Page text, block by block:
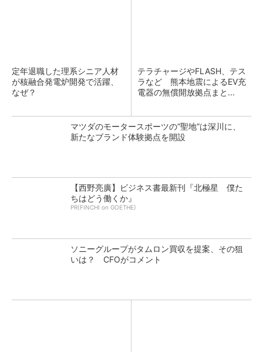
定年退職した理系シニア人材
が核融合発電炉開発で活躍、
なぜ？
テラチャージやFLASH、テス
ラなど 熊本地震によるEV充
電器の無償開放拠点まと...
マツダのモータースポーツの“聖地”は深川に、
新たなブランド体験拠点を開設
【西野亮廣】ビジネス書最新刊『北極星 僕た
ちはどう働くか』
PR(FINCHI on GOETHE)
ソニーグループがタムロン買収を提案、その狙
いは？ CFOがコメント